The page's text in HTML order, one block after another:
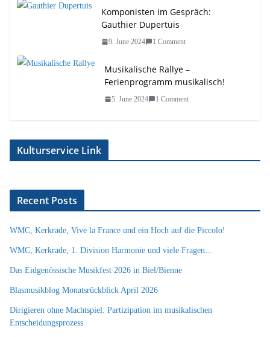
Komponisten im Gespräch:
Gauthier Dupertuis
9. June 2024 1 Comment
Musikalische Rallye –
Ferienprogramm musikalisch!
5. June 2024 1 Comment
Kulturservice Link
Recent Posts
WMC, Kerkrade, Vive la France und ein Hoch auf die Piccolo!
WMC, Kerkrade, 1. Division Harmonie und viele Fragen…
Das Eidgenössische Musikfest 2026 in Biel/Bienne
Blasmusikblog Monatsrückblick April 2026
Dirigieren ohne Machtspiel: Partizipation im musikalischen
Entscheidungsprozess